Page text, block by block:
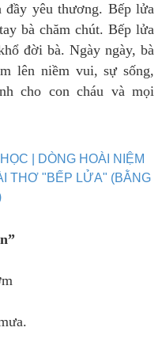
đầy yêu thương. Bếp lửa
bà chăm chút. Bếp lửa
đời bà. Ngày ngày, bà
lên niềm vui, sự sống,
cho con cháu và mọi
| DÒNG HOÀI NIỆM
THƠ "BẾP LỬA" (BẰNG